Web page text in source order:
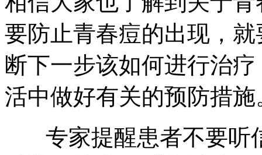
要防止青春痘的出现，
断下一步该如何进行治
活中做好有关的预防措施
专家提醒患者不要听